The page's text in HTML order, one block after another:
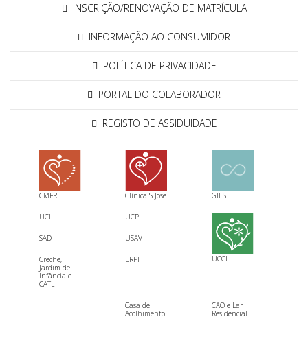
INSCRIÇÃO/RENOVAÇÃO DE MATRÍCULA
INFORMAÇÃO AO CONSUMIDOR
POLÍTICA DE PRIVACIDADE
PORTAL DO COLABORADOR
REGISTO DE ASSIDUIDADE
GIES
Clínica S Jose
CMFR
UCCI
UCP
UCI
USAV
SAD
ERPI
Creche,
Jardim de
Infância e
CATL
CAO e Lar
Residencial
Casa de
Acolhimento